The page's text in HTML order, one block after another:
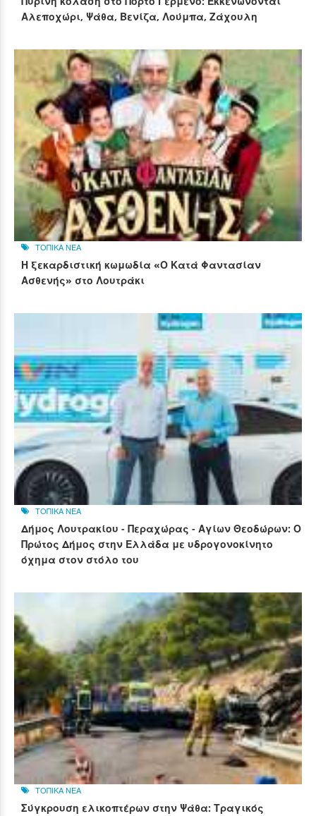
Αλεποχώρι, Ψάθα, Βενίζα, Λούμπα, Ζάχουλη
ΤΟΠΙΚΑ ΝΕΑ
Η ξεκαρδιστική κωμωδία «Ο Κατά Φαντασίαν
Ασθενής» στο Λουτράκι
ΤΟΠΙΚΑ ΝΕΑ
Δήμος Λουτρακίου - Περαχώρας - Αγίων Θεοδώρων: Ο
Πρώτος Δήμος στην Ελλάδα με υδρογονοκίνητο
όχημα στον στόλο του
ΤΟΠΙΚΑ ΝΕΑ
Σύγκρουση ελικοπτέρων στην Ψάθα: Τραγικός